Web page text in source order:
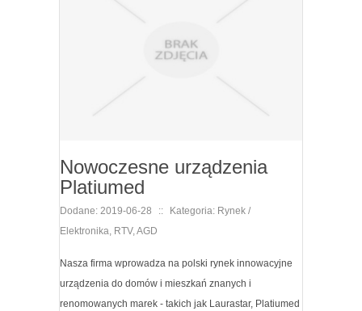
Nowoczesne urządzenia
Platiumed
Dodane: 2019-06-28 ::
Kategoria: Rynek /
Elektronika, RTV, AGD
Nasza firma wprowadza na polski rynek innowacyjne
urządzenia do domów i mieszkań znanych i
renomowanych marek - takich jak Laurastar, Platiumed